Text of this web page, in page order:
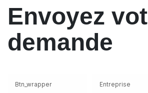
Envoyez
demande
Btn_wrapper Entreprise